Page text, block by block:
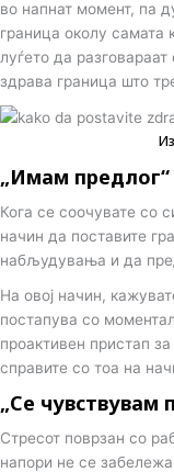
во напнат момент, па
граница околу самата
луѓето да
здрава граница што
„Имам предлог“
Кога се соочувате со
начин да поставите
набљудувања и да
На овој начин,
постапува со
проактивен пристап
справите со тоа на
„Се чувствувам
Стресот поврзан со
напори не се